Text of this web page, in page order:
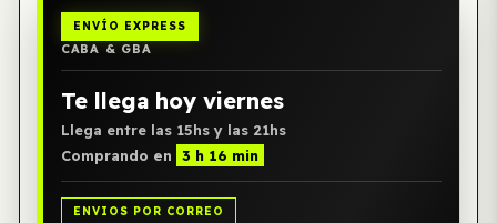
ENVÍO EXPRESS
CABA & GBA
Te llega hoy viernes
Llega entre las 15hs y las 21hs
Comprando en
3 h 16 min
ENVIOS POR CORREO